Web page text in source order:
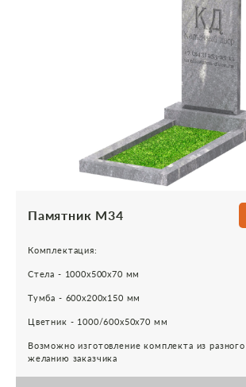
Памятник М34
Комплектация:
Стела - 1000х500х70 мм
Тумба - 600х200х150 мм
Цветник - 1000/600х50х70 мм
Возможно изготовление комплекта из разного
желанию заказчика